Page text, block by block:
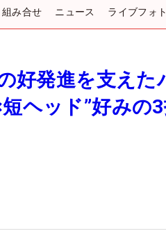
組み合せ ニュース ライブフォト
好発進を支え
ヘッド”好みの